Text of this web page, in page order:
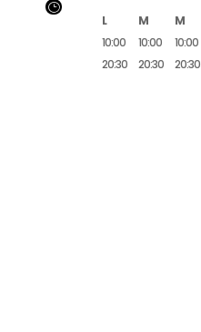
L M M
10:00
20:30
10:00
20:30
10:00
20:30
}